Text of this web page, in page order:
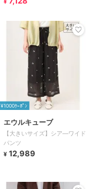
¥1000ｸｰﾎﾟﾝ
エウルキューブ
【大きいサイズ】シア―ワイド
パンツ
¥ 12,989